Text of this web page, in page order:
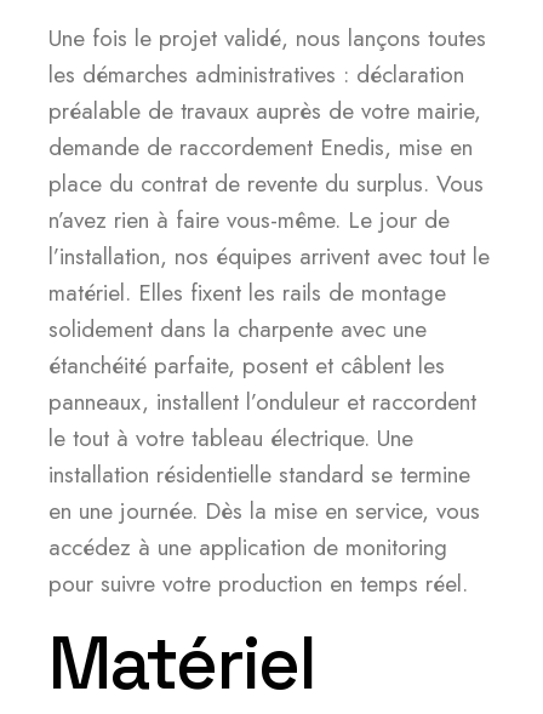
Une fois le projet validé, nous lançons toutes
les démarches administratives : déclaration
préalable de travaux auprès de votre mairie,
demande de raccordement Enedis, mise en
place du contrat de revente du surplus. Vous
n’avez rien à faire vous-même. Le jour de
l’installation, nos équipes arrivent avec tout le
matériel. Elles fixent les rails de montage
solidement dans la charpente avec une
étanchéité parfaite, posent et câblent les
panneaux, installent l’onduleur et raccordent
le tout à votre tableau électrique. Une
installation résidentielle standard se termine
en une journée. Dès la mise en service, vous
accédez à une application de monitoring
pour suivre votre production en temps réel.
Matériel